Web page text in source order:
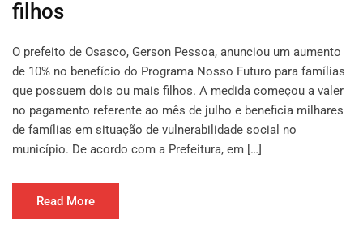
filhos
O prefeito de Osasco, Gerson Pessoa, anunciou um aumento
de 10% no benefício do Programa Nosso Futuro para famílias
que possuem dois ou mais filhos. A medida começou a valer
no pagamento referente ao mês de julho e beneficia milhares
de famílias em situação de vulnerabilidade social no
município. De acordo com a Prefeitura, em […]
Read More